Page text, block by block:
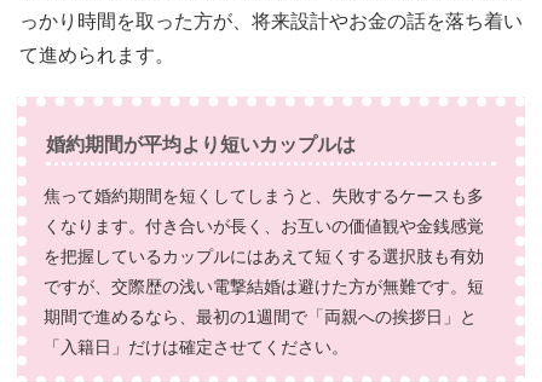
っかり時間を取った方が、将来設計やお金の話を落ち着い
て進められます。
婚約期間が平均より短いカップルは
焦って婚約期間を短くしてしまうと、失敗するケースも多
くなります。付き合いが長く、お互いの価値観や金銭感覚
を把握しているカップルにはあえて短くする選択肢も有効
ですが、交際歴の浅い電撃結婚は避けた方が無難です。短
期間で進めるなら、最初の1週間で「両親への挨拶日」と
「入籍日」だけは確定させてください。